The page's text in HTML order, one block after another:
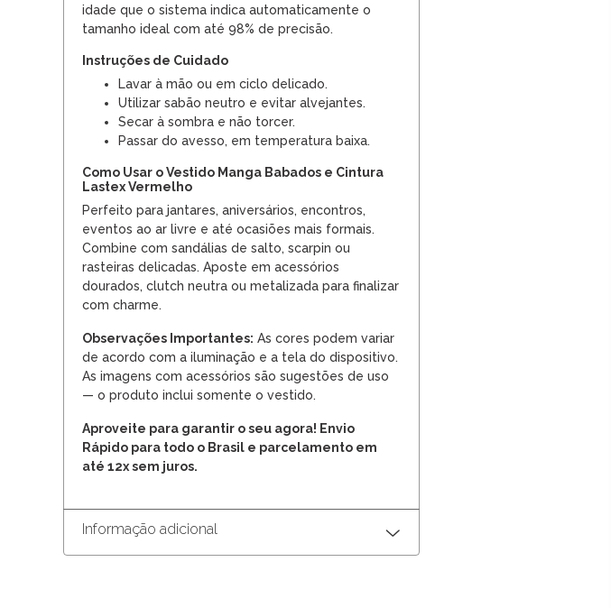
idade que o sistema indica automaticamente o
tamanho ideal com até 98% de precisão.
Instruções de Cuidado
Lavar à mão ou em ciclo delicado.
Utilizar sabão neutro e evitar alvejantes.
Secar à sombra e não torcer.
Passar do avesso, em temperatura baixa.
Como Usar o Vestido Manga Babados e Cintura
Lastex Vermelho
Perfeito para jantares, aniversários, encontros,
eventos ao ar livre e até ocasiões mais formais.
Combine com sandálias de salto, scarpin ou
rasteiras delicadas. Aposte em acessórios
dourados, clutch neutra ou metalizada para finalizar
com charme.
Observações Importantes: As cores podem variar
de acordo com a iluminação e a tela do dispositivo.
As imagens com acessórios são sugestões de uso
— o produto inclui somente o vestido.
Aproveite para garantir o seu agora! Envio
Rápido para todo o Brasil e parcelamento em
até 12x sem juros.
Informação adicional